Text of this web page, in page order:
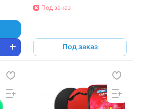
Под заказ
Под заказ